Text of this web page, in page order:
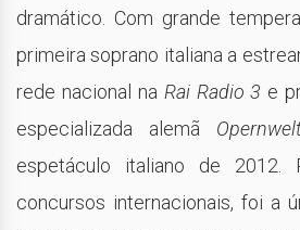
dramático. Com grande
primeira soprano italiana a
rede nacional na Rai Radio 3 e
especializada alemã
espetáculo italiano de 2012.
concursos internacionais, foi a